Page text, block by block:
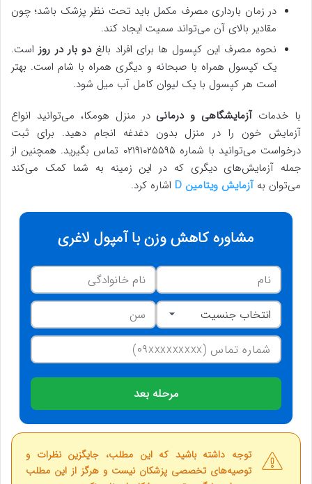
در زمان بارداری مصرف مکمل باید تحت نظر پزشک باشد؛ چون
مقادیر بالای آن می‌تواند سمیت ایجاد کند.
نحوه مصرف این کپسول ها برای افراد بالغدو بار در روزاست.
یک کپسول همراه با صبحانه و دیگری همراه با شام است. بهتر
است هر کپسول با یک لیوان کامل آب میل شود.
با خدماتآزمایشگاهی و درمانی در منزل هومکا، می‌توانید انواع
آزمایش خون را در منزل بدون دغدغه انجام دهید. برای ثبت
درخواست می‌توانید با شماره ۰۲۱۹۱۰۲۵۵۹۵ تماس بگیرید. همچنین از
جمله آزمایش‌های دیگری که در این زمینه به شما کمک می‌کند
می‌توان بهآزمایش ویتامین D اشاره کرد.
مشاوره کاهش وزن با آمپول لاغری
مرحله بعد
توجه داشته باشید که این مطلب، جایگزین نظرات و
توصیه‌های تخصصی پزشکان نیست و هرگز از این مطلب